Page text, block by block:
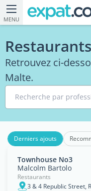
MENU
Retrouvez ci-
Malte.
Recherche par
Derniers ajouts
Townhouse No3
Malcolm Bartolo
Restaurants
3 & 4 Republic Street,